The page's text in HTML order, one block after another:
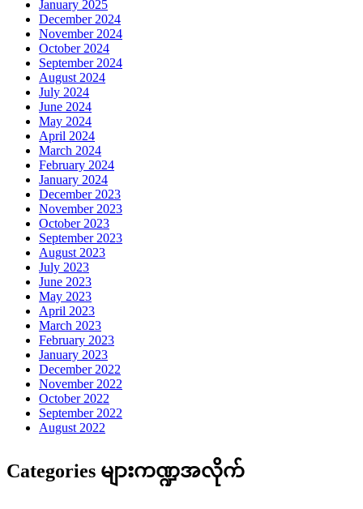
January 2025
December 2024
November 2024
October 2024
September 2024
August 2024
July 2024
June 2024
May 2024
April 2024
March 2024
February 2024
January 2024
December 2023
November 2023
October 2023
September 2023
August 2023
July 2023
June 2023
May 2023
April 2023
March 2023
February 2023
January 2023
December 2022
November 2022
October 2022
September 2022
August 2022
Categories များကဏ္ဍအလိုက်